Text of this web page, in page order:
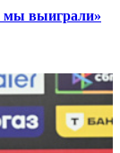
мы выиграли»